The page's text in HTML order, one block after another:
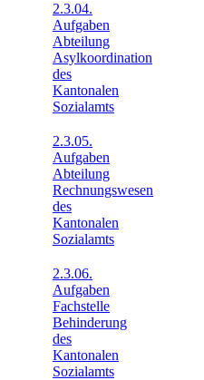
2.3.04.
Aufgaben
Abteilung
Asylkoordination
des
Kantonalen
Sozialamts
2.3.05.
Aufgaben
Abteilung
Rechnungswesen
des
Kantonalen
Sozialamts
2.3.06.
Aufgaben
Fachstelle
Behinderung
des
Kantonalen
Sozialamts